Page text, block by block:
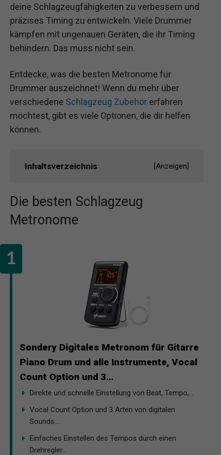
deine Schlagzeugfähigkeiten zu verbessern und
präzises Timing zu entwickeln. Viele Drummer
kämpfen mit ungenauen Geräten, die ihr Timing
behindern. Das muss nicht sein.
Entdecke, was die besten Metronome für
Drummer auszeichnet! Wenn du mehr über
verschiedene Schlagzeug Zubehör erfahren
möchtest, gibt es viele Optionen, die dir helfen
können.
Inhaltsverzeichnis [Anzeigen]
Die besten Schlagzeug
Metronome
Sondery Digitales Metronom für Gitarre
Piano Drum und alle Instrumente, Vocal
Count Option und 3...
Direkte und schnelle Einstellung von Beat, Tempo,...
Vocal Count Option und 3 Arten von digitalen
Sounds....
Einfaches Einstellen des Tempos durch einen
Drehregler...